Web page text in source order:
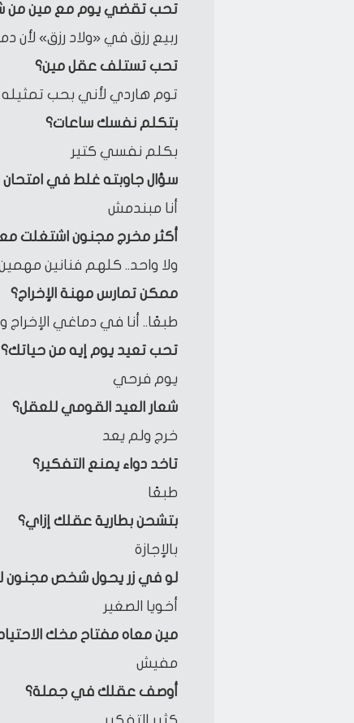
تحب تقضي يوم مع مين من
ربيع رزق في «ولاد رزق» لأن
تحب تستلف عقل مين؟
توم هاردي لأني بحب
بتكلم نفسك ساعات؟
بكلم نفسي كتير
سؤال جاوبته غلط في امتحان
أنا مبندمش
أكثر مخرج مجنون اشتغلت
ولا واحد.. كلهم فنانين
ممكن تمارس مهنة الإخراج؟
طبعًا.. أنا في دماغي
تحب تعيد يوم إيه من حياتك؟
يوم فرحي
شعار العيد القومي للعقل؟
خرج ولم يعد
تاخد دواء يمنع التفكير؟
طبعًا
بتشحن بطارية عقلك إزاي؟
بالإجازة
لو في زر يحول شخص مجنون
أخويا الصغير
مين معاه مفتاح مخك
مفيش
أوصف عقلك في جملة؟